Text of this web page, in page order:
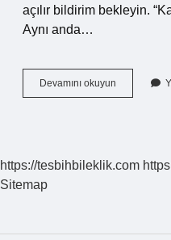
açılır bildirim bekleyin.
Aynı anda…
Devamını okuyun Uygulama
Paylaşımı
https://tesbihbileklik.com
Sitemap